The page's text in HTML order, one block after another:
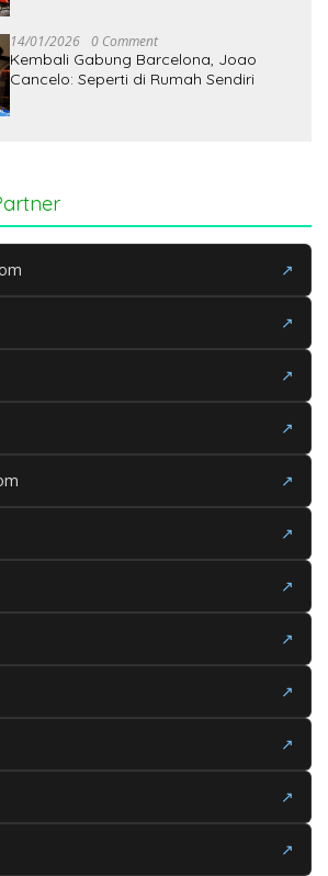
14/01/2026 0 Comment
Kembali Gabung Barcelona, Joao
Cancelo: Seperti di Rumah Sendiri
↗
↗
↗
↗
↗
↗
↗
↗
↗
↗
↗
↗